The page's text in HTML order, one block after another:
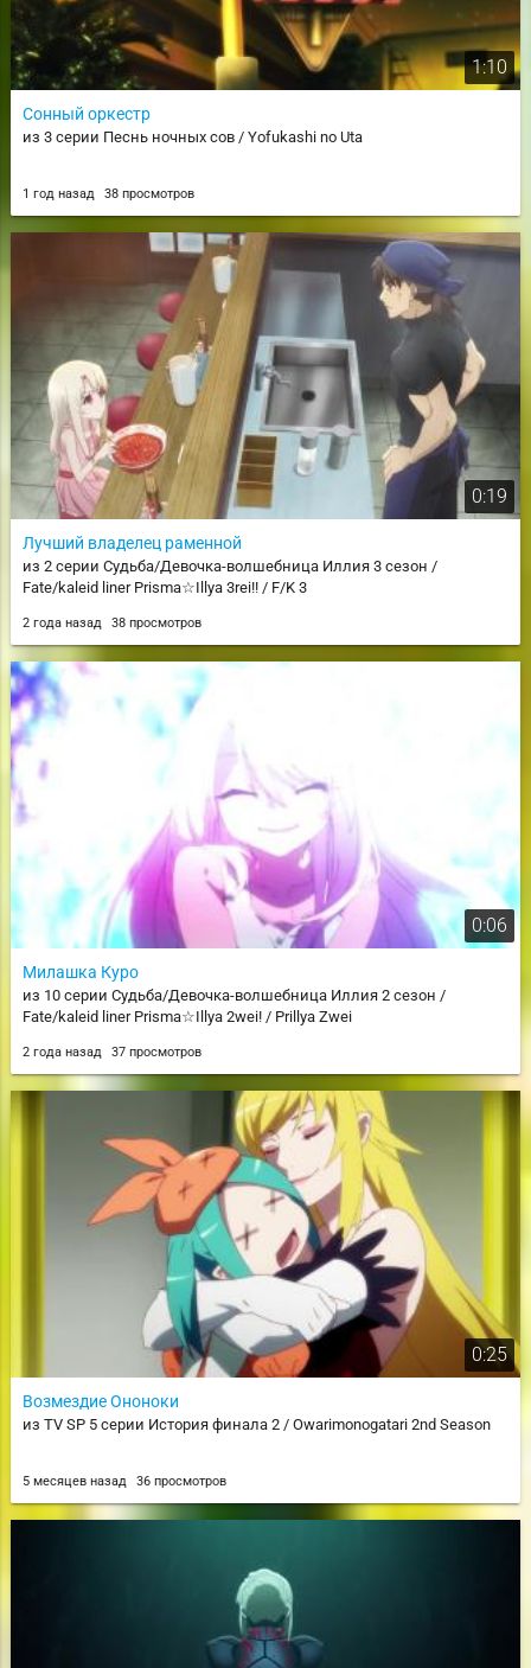
1:10
Сонный оркестр
из 3 серии Песнь ночных сов / Yofukashi no Uta
1 год назад 38 просмотров
0:19
Лучший владелец раменной
из 2 серии Судьба/Девочка-волшебница Иллия 3 сезон /
Fate/kaleid liner Prisma☆Illya 3rei!! / F/K 3
2 года назад 38 просмотров
0:06
Милашка Куро
из 10 серии Судьба/Девочка-волшебница Иллия 2 сезон /
Fate/kaleid liner Prisma☆Illya 2wei! / Prillya Zwei
2 года назад 37 просмотров
0:25
Возмездие Ононоки
из TV SP 5 серии История финала 2 / Owarimonogatari 2nd Season
5 месяцев назад 36 просмотров